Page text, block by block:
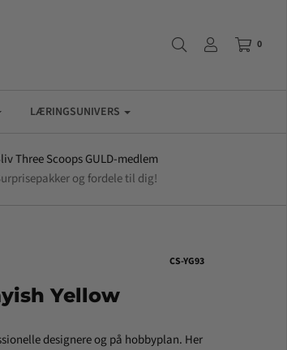
0
LÆRINGSUNIVERS
Three Scoops GULD-medlem
og fordele til dig!
CS-YG93
Yellow
designere og på hobbyplan. Her